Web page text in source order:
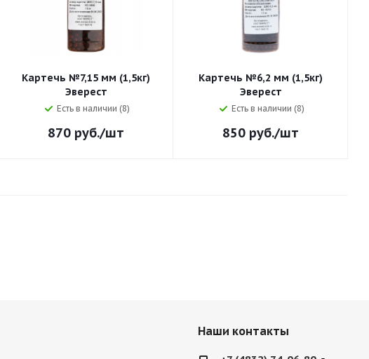
Картечь №7,15 мм (1,5кг)
Эверест
Есть в наличии (8)
870 руб./шт
Картечь №6,2 мм (1,5кг)
Эверест
Есть в наличии (8)
850 руб./шт
Наши контакты